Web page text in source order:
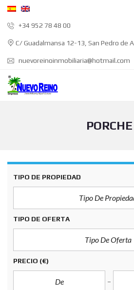
+34 952 78 48 00
C/ Guadalmansa 12-13, San Pedro de
nuevoreinoinmobiliaria@hotmail.com
PORCHE
TIPO DE PROPIEDAD
Tipo De
TIPO DE OFERTA
Tipo De Oferta
PRECIO (€)